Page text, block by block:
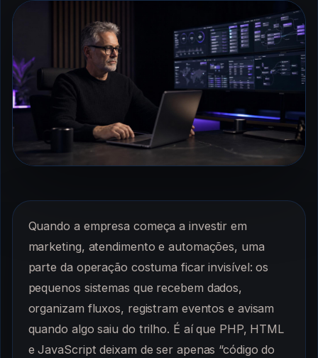
Quando a empresa começa a investir em
marketing, atendimento e automações, uma
parte da operação costuma ficar invisível: os
pequenos sistemas que recebem dados,
organizam fluxos, registram eventos e avisam
quando algo saiu do trilho. É aí que PHP, HTML
e JavaScript deixam de ser apenas “código do